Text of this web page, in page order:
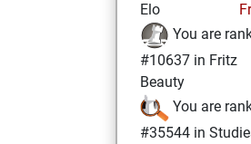
Elo
You are
#10637 in Fritz
Beauty
You are
#35544 in